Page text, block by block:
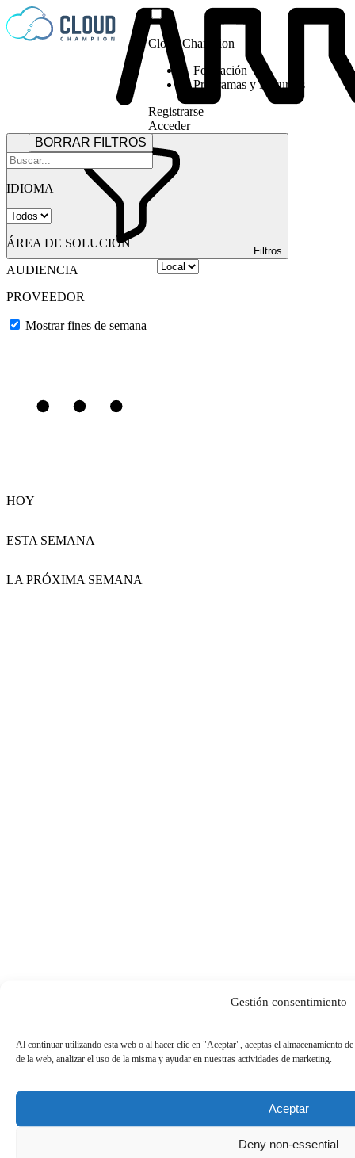
Gestión consentimiento
Al continuar utilizando esta web o al hacer clic en "Aceptar", aceptas el almacenamiento
de la web, analizar el uso de la misma y ayudar en nuestras actividades de marketing.
Aceptar
Deny non-essential
Saltar al contenido
Cloud Champion
Formación
Programas y Recursos
Registrarse
Acceder
BORRAR FILTROS
IDIOMA
ÁREA DE SOLUCIÓN
AUDIENCIA
PROVEEDOR
Mostrar fines de semana
HOY
ESTA SEMANA
LA PRÓXIMA SEMANA
Filtros